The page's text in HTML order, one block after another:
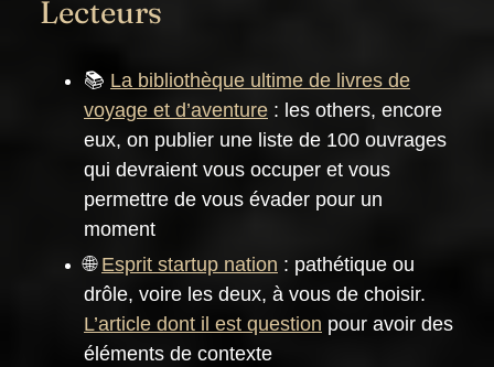
Lecteurs
📚 La bibliothèque ultime de livres de
voyage et d’aventure : les others, encore
eux, on publier une liste de 100 ouvrages
qui devraient vous occuper et vous
permettre de vous évader pour un
moment
🌐 Esprit startup nation : pathétique ou
drôle, voire les deux, à vous de choisir.
L’article dont il est question pour avoir des
éléments de contexte